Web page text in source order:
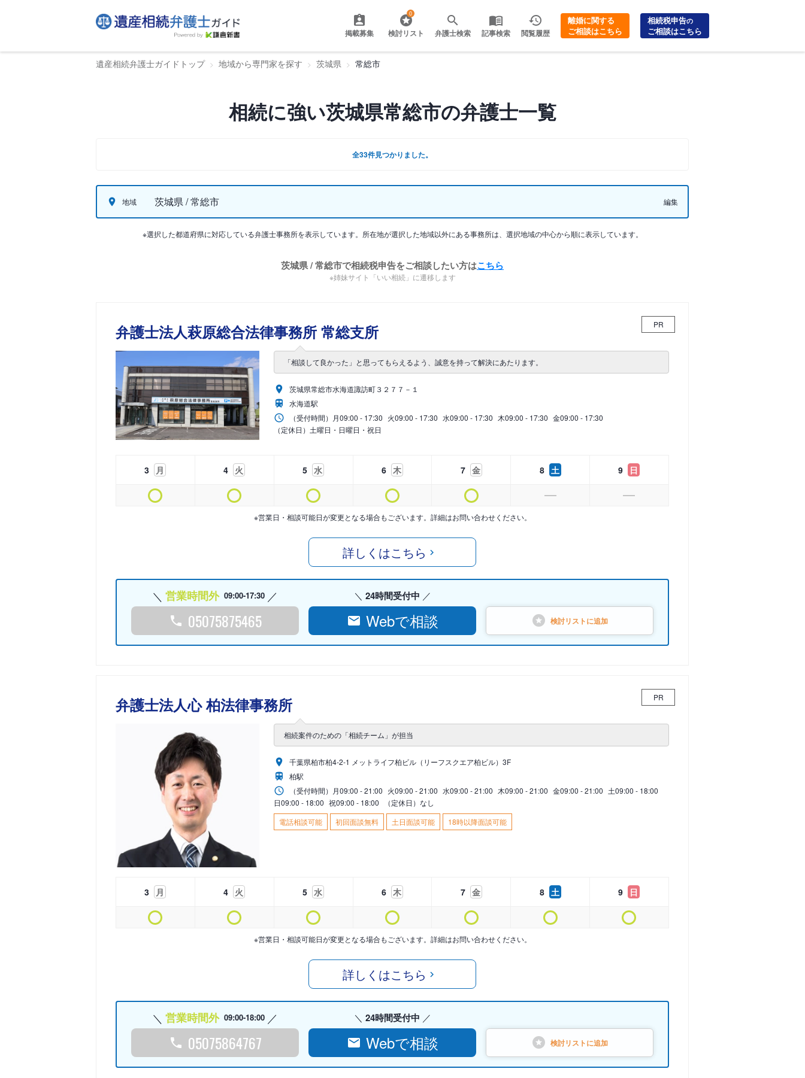
掲載募集
0
検討リスト 弁護士検索 記事検索 閲覧履歴
離婚に関する
ご相談はこちら
相続税申告の
ご相談はこちら
遺産相続弁護士ガイドトップ 地域から専門家を探す 茨城県 常総市
相続に強い茨城県常総市の弁護士一覧
全33件見つかりました。
地域 茨城県 / 常総市 編集
※選択した都道府県に対応している弁護士事務所を表示しています。所在地が選択した地域以外にある事務所は、選択地域の中心から順に表示しています。
茨城県 / 常総市で相続税申告をご相談したい方はこちら
※姉妹サイト「いい相続」に遷移します
弁護士法人萩原総合法律事務所 常総支所 PR
「相談して良かった」と思ってもらえるよう、誠意を持って解決にあたります。
茨城県常総市水海道諏訪町３２７７－１
水海道駅
（受付時間） 月09:00 - 17:30 火09:00 - 17:30 水09:00 - 17:30 木09:00 - 17:30 金09:00 - 17:30
（定休日）土曜日・日曜日・祝日
3 月 4 火 5 水 6 木 7 金 8 土 9 日
※営業日・相談可能日が変更となる場合もございます。詳細はお問い合わせください。
詳しくはこちら
営業時間外 09:00-17:30
05075875465
24時間受付中
Webで相談 検討リストに追加
弁護士法人心 柏法律事務所 PR
相続案件のための「相続チーム」が担当
千葉県柏市柏4-2-1 メットライフ柏ビル（リーフスクエア柏ビル）3F
柏駅
（受付時間） 月09:00 - 21:00 火09:00 - 21:00 水09:00 - 21:00 木09:00 - 21:00 金09:00 - 21:00 土09:00 - 18:00
日09:00 - 18:00 祝09:00 - 18:00
（定休日）なし
電話相談可能
初回面談無料 土日面談可能 18時以降面談可能
3 月 4 火 5 水 6 木 7 金 8 土 9 日
※営業日・相談可能日が変更となる場合もございます。詳細はお問い合わせください。
詳しくはこちら
営業時間外 09:00-18:00
05075864767
24時間受付中
Webで相談 検討リストに追加